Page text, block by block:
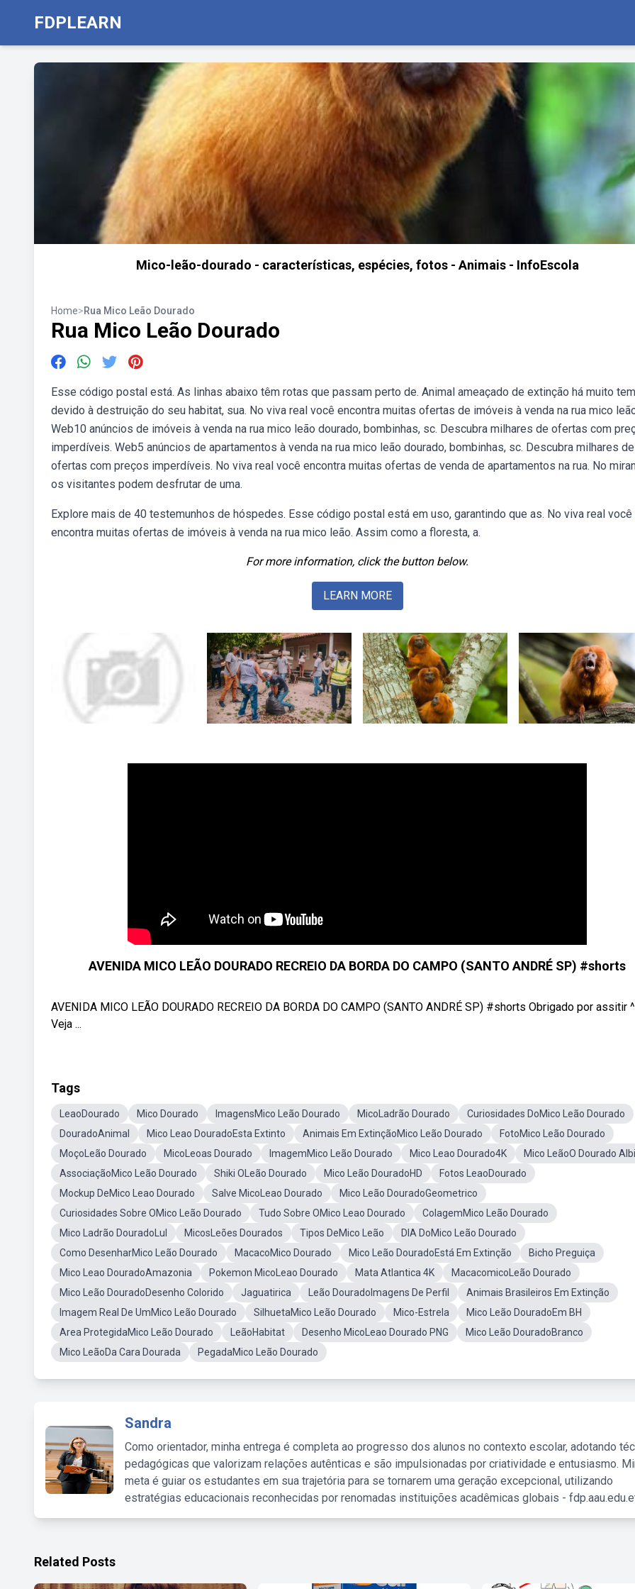
FDPLEARN
Mico-leão-dourado - características, espécies, fotos - Animais - InfoEscola
Home>Rua Mico Leão Dourado
Rua Mico Leão Dourado
Esse código postal está. As linhas abaixo têm rotas que passam perto de. Animal ameaçado de extinção há muito
devido à destruição do seu habitat, sua. No viva real você encontra muitas ofertas de imóveis à venda na rua mico
Web10 anúncios de imóveis à venda na rua mico leão dourado, bombinhas, sc. Descubra milhares de ofertas com
imperdíveis. Web5 anúncios de apartamentos à venda na rua mico leão dourado, bombinhas, sc. Descubra milhares de
ofertas com preços imperdíveis. No viva real você encontra muitas ofertas de venda de apartamentos na rua. No
os visitantes podem desfrutar de uma.
Explore mais de 40 testemunhos de hóspedes. Esse código postal está em uso, garantindo que as. No viva real você
encontra muitas ofertas de imóveis à venda na rua mico leão. Assim como a floresta, a.
For more information, click the button below.
LEARN MORE
AVENIDA MICO LEÃO DOURADO RECREIO DA BORDA DO CAMPO (SANTO ANDRÉ SP) #shorts
AVENIDA MICO LEÃO DOURADO RECREIO DA BORDA DO CAMPO (SANTO ANDRÉ SP) #shorts Obrigado por assitir
Veja ...
Tags
LeaoDourado Mico Dourado ImagensMico Leão Dourado MicoLadrão Dourado
Curiosidades DoMico Leão Dourado
DouradoAnimal
Mico Leao DouradoEsta Extinto Animais Em ExtinçãoMico Leão Dourado
FotoMico Leão Dourado
MoçoLeão Dourado
MicoLeoas Dourado ImagemMico Leão Dourado Mico Leao Dourado4K
Mico LeãoO Dourado
AssociaçãoMico Leão Dourado
Shiki OLeão Dourado Mico Leão DouradoHD
Fotos LeaoDourado
Mockup DeMico Leao Dourado
Salve MicoLeao Dourado
Mico Leão DouradoGeometrico
Curiosidades Sobre OMico Leão Dourado
Tudo Sobre OMico Leao Dourado
ColagemMico Leão Dourado
Mico Ladrão DouradoLul
MicosLeões Dourados Tipos DeMico Leão
DIA DoMico Leão Dourado
Como DesenharMico Leão Dourado
MacacoMico Dourado Mico Leão DouradoEstá Em Extinção
Bicho Preguiça
Mico Leao DouradoAmazonia
Pokemon MicoLeao Dourado Mata Atlantica 4K
MacacomicoLeão Dourado
Mico Leão DouradoDesenho Colorido
Jaguatirica Leão DouradoImagens De Perfil
Animais Brasileiros Em Extinção
Imagem Real De UmMico Leão Dourado
SilhuetaMico Leão Dourado Mico-Estrela
Mico Leão DouradoEm BH
Area ProtegidaMico Leão Dourado
LeãoHabitat Desenho MicoLeao Dourado PNG
Mico Leão DouradoBranco
Mico LeãoDa Cara Dourada
PegadaMico Leão Dourado
Sandra
Como orientador, minha entrega é completa ao progresso dos alunos no contexto escolar, adotando
pedagógicas que valorizam relações autênticas e são impulsionadas por criatividade e entusiasmo.
meta é guiar os estudantes em sua trajetória para se tornarem uma geração excepcional, utilizando
estratégias educacionais reconhecidas por renomadas instituições acadêmicas globais -
Related Posts